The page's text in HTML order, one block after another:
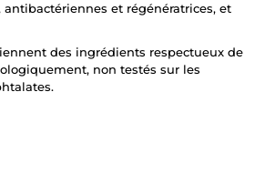
et régénératrices, et
des ingrédients respectueux de
non testés sur les